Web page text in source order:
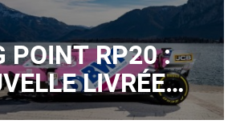
POINT RP20 :
LIVRÉE
[PHOTOS]